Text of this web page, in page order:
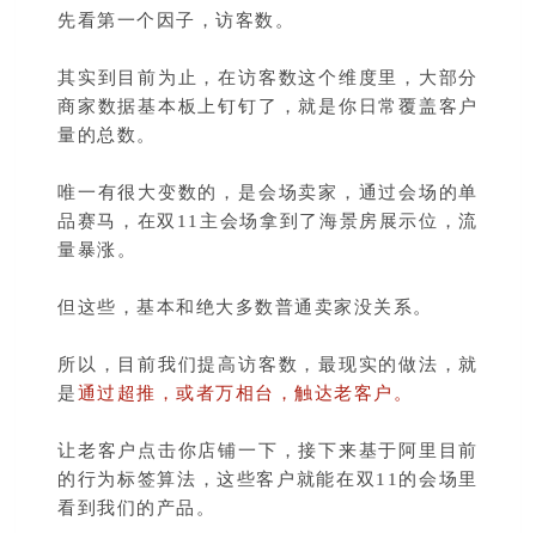
先看第一个因子，访客数。
其实到目前为止，在访客数这个维度里，大部分
商家数据基本板上钉钉了， 就是你日常覆盖客户
量的总数。
唯一有很大变数的，是会场卖家，通过会场的单
品赛马，在双11主会场拿到了海景房展示位，流
量暴涨。
但这些，基本和绝大多数普通卖家没关系。
所以，目前我们提高访客数，最现实的做法，就
是通过超推，或者万相台，触达老客户。
让老客户点击你店铺一下，接下来基于阿里目前
的行为标签算法，这些客户就能在双11的会场里
看到我们的产品。